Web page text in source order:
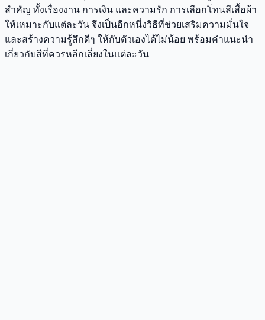
สำคัญ ทั้งเรื่องงาน การเงิน และความรัก การเลือกโทนสีเสื้อผ้า
ให้เหมาะกับแต่ละวัน จึงเป็นอีกหนึ่งวิธีที่ช่วยเสริมความมั่นใจ
และสร้างความรู้สึกดีๆ ให้กับตัวเองได้ไม่น้อย พร้อมคำแนะนำ
เกี่ยวกับสีที่ควรหลีกเลี่ยงในแต่ละวัน